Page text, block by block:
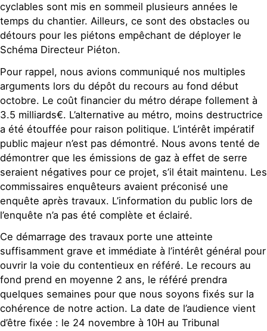
cyclables sont mis en sommeil plusieurs années le
temps du chantier. Ailleurs, ce sont des obstacles ou
détours pour les piétons empêchant de déployer le
Schéma Directeur Piéton.
Pour rappel, nous avions communiqué nos multiples
arguments lors du dépôt du recours au fond début
octobre. Le coût financier du métro dérape follement à
3.5 milliards€. L’alternative au métro, moins destructrice
a été étouffée pour raison politique. L’intérêt impératif
public majeur n’est pas démontré. Nous avons tenté de
démontrer que les émissions de gaz à effet de serre
seraient négatives pour ce projet, s’il était maintenu. Les
commissaires enquêteurs avaient préconisé une
enquête après travaux. L’information du public lors de
l’enquête n’a pas été complète et éclairé.
Ce démarrage des travaux porte une atteinte
suffisamment grave et immédiate à l’intérêt général pour
ouvrir la voie du contentieux en référé. Le recours au
fond prend en moyenne 2 ans, le référé prendra
quelques semaines pour que nous soyons fixés sur la
cohérence de notre action. La date de l’audience vient
d’être fixée : le 24 novembre à 10H au Tribunal